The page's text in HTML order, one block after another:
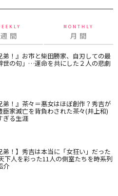
週 間
MONTHLY
月 間
弟！』お市と柴田勝家、自刃しての最
世の句」…運命を共にした２人の悲劇
弟！』茶々＝悪女はほぼ創作？秀吉が
臣家滅亡を背負わされた茶々(井上和)
ぎる生涯
弟！】秀吉は本当に「女狂い」だった
下人を彩った11人の側室たちを時系列
介